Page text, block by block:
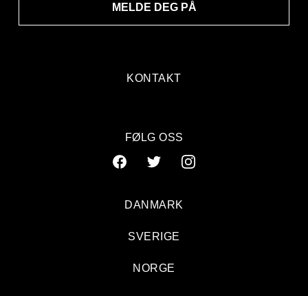
KONTAKT
MELDE DEG PÅ
FØLG OSS
DANMARK
SVERIGE
NORGE